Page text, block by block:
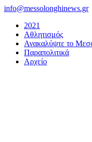
Μετάβαση
περιεχόμενο
info@messolonghinews.gr
2021
Αθλητισμός
Ανακαλύψτε το
Παραπολιτικά
Αρχείο